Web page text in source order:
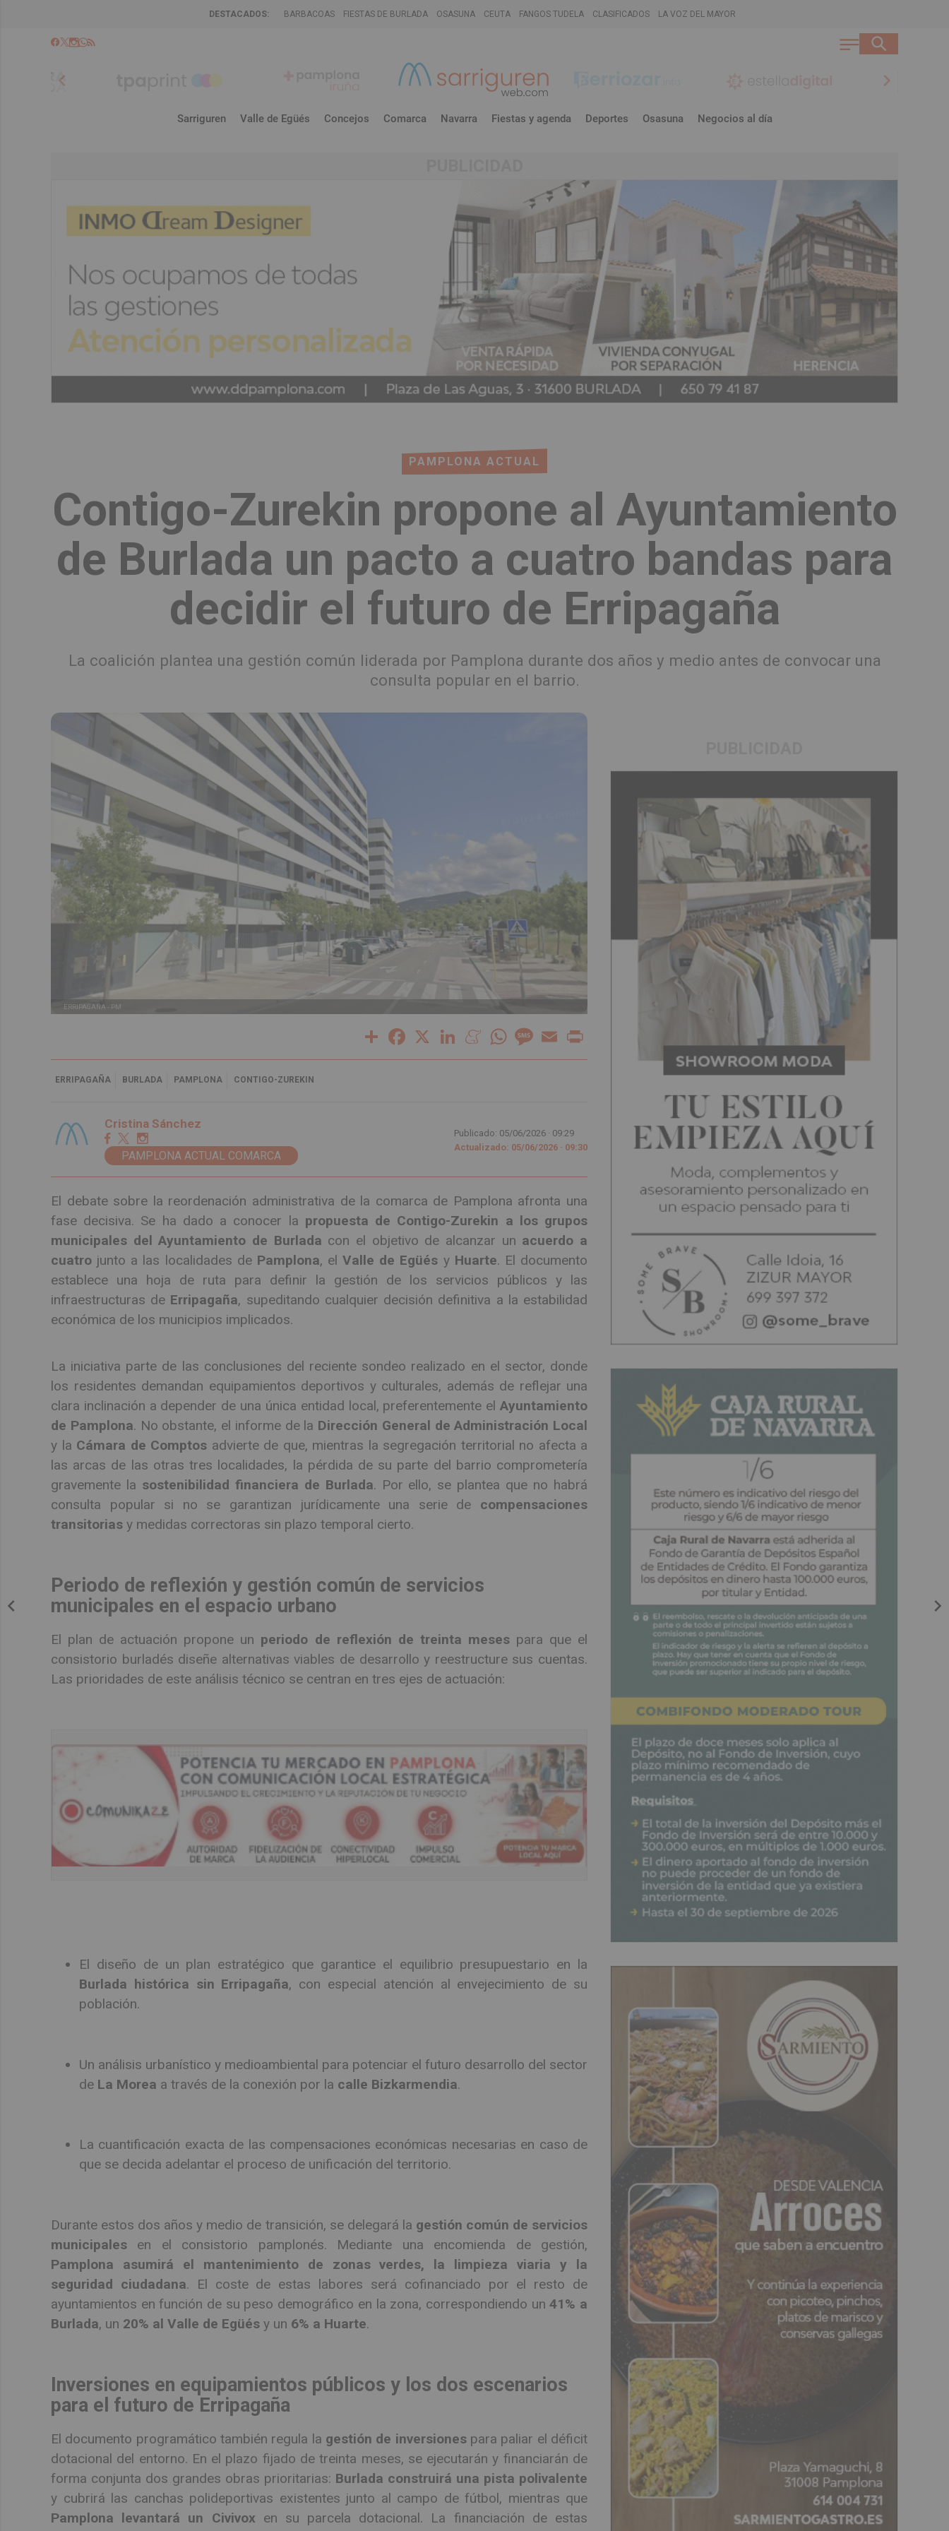
DESTACADOS: BARBACOAS FIESTAS DE BURLADA OSASUNA CEUTA FANGOS TUDELA CLASIFICADOS LA VOZ DEL MAYOR
chevron_left chevron_right
Sarriguren Valle de Egüés Concejos Comarca Navarra Fiestas y agenda Deportes Osasuna Negocios al día
PAMPLONA ACTUAL
Contigo-Zurekin propone al Ayuntamiento
de Burlada un pacto a cuatro bandas para
decidir el futuro de Erripagaña
La coalición plantea una gestión común liderada por Pamplona durante dos años y medio antes de convocar una
consulta popular en el barrio.
ERRIPAGAÑA - PM
Share Facebook LinkedInMeneameWhatsAppMessage
Email
ERRIPAGAÑA BURLADA PAMPLONA CONTIGO-ZUREKIN
Cristina Sánchez
PAMPLONA ACTUAL COMARCA
Publicado: 05/06/2026 · 09:29
Actualizado: 05/06/2026 · 09:30
El debate sobre la reordenación administrativa de la comarca de Pamplona afronta una
fase decisiva. Se ha dado a conocer la propuesta de Contigo-Zurekin a los grupos
municipales del Ayuntamiento de Burlada con el objetivo de alcanzar un acuerdo a
cuatro junto a las localidades de Pamplona, elValle de Egüés y Huarte. El documento
establece una hoja de ruta para definir la gestión de los servicios públicos y las
infraestructuras de Erripagaña, supeditando cualquier decisión definitiva a la estabilidad
económica de los municipios implicados.
La iniciativa parte de las conclusiones del reciente sondeo realizado en el sector, donde
los residentes demandan equipamientos deportivos y culturales, además de reflejar una
clara inclinación a depender de una única entidad local, preferentemente el Ayuntamiento
de Pamplona. No obstante, el informe de la Dirección General de Administración Local
y la Cámara de Comptos advierte de que, mientras la segregación territorial no afecta a
las arcas de las otras tres localidades, la pérdida de su parte del barrio comprometería
gravemente la sostenibilidad financiera de Burlada. Por ello, se plantea que no habrá
consulta popular si no se garantizan jurídicamente una serie de compensaciones
transitorias y medidas correctoras sin plazo temporal cierto.
Periodo de reflexión y gestión común de servicios
municipales en el espacio urbano
El plan de actuación propone un periodo de reflexión de treinta mesespara que el
consistorio burladés diseñe alternativas viables de desarrollo y reestructure sus cuentas.
Las prioridades de este análisis técnico se centran en tres ejes de actuación:
El diseño de un plan estratégico que garantice el equilibrio presupuestario en la
Burlada histórica sin Erripagaña, con especial atención al envejecimiento de su
población.
Un análisis urbanístico y medioambiental para potenciar el futuro desarrollo del sector
de La Morea a través de la conexión por la calle Bizkarmendia.
La cuantificación exacta de las compensaciones económicas necesarias en caso de
que se decida adelantar el proceso de unificación del territorio.
Durante estos dos años y medio de transición, se delegará la gestión común de servicios
municipales en el consistorio pamplonés. Mediante una encomienda de gestión,
Pamplona asumirá el mantenimiento de zonas verdes, la limpieza viaria y la
seguridad ciudadana. El coste de estas labores será cofinanciado por el resto de
ayuntamientos en función de su peso demográfico en la zona, correspondiendo un41% a
Burlada, un 20% al Valle de Egüés y un 6% a Huarte.
Inversiones en equipamientos públicos y los dos escenarios
para el futuro de Erripagaña
El documento programático también regula la gestión de inversionespara paliar el déficit
dotacional del entorno. En el plazo fijado de treinta meses, se ejecutarán y financiarán de
forma conjunta dos grandes obras prioritarias: Burlada construirá una pista polivalente
y cubrirá las canchas polideportivas existentes junto al campo de fútbol, mientras que
Pamplona levantará un Civivox en su parcela dotacional. La financiación de estas